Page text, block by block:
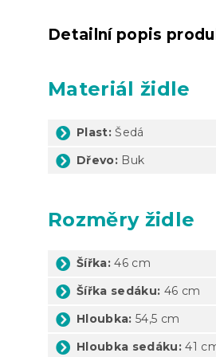
Detailní popis
Materiál židle
Plast: Šedá
Dřevo: Buk
Rozměry židle
Šířka: 46 cm
Šířka sedáku: 46 cm
Hloubka: 54,5 cm
Hloubka sedáku: 41